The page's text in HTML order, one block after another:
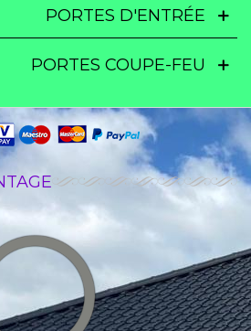
PORTES D'ENTRÉE
PORTES COUPE-FEU